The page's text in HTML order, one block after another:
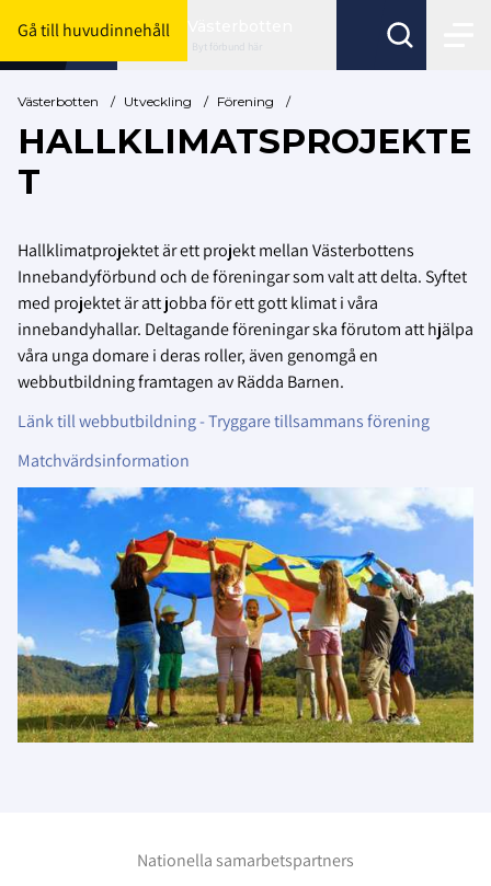
Gå till huvudinnehåll
Byt förbund här
Västerbotten / Utveckling / Förening /
HALLKLIMATSPROJEKTE
T
Hallklimatprojektet är ett projekt mellan Västerbottens
Innebandyförbund och de föreningar som valt att delta. Syftet
med projektet är att jobba för ett gott klimat i våra
innebandyhallar. Deltagande föreningar ska förutom att hjälpa
våra unga domare i deras roller, även genomgå en
webbutbildning framtagen av Rädda Barnen.
Länk till webbutbildning - Tryggare tillsammans förening
Matchvärdsinformation
Nationella samarbetspartners